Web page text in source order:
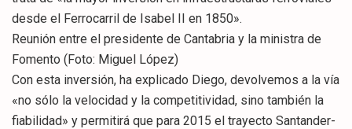
desde el Ferrocarril de Isabel II en 1850».
Reunión entre el presidente de Cantabria y la ministra de
Fomento (Foto: Miguel López)
Con esta inversión, ha explicado Diego, devolvemos a la vía
«no sólo la velocidad y la competitividad, sino también la
fiabilidad» y permitirá que para 2015 el trayecto Santander-